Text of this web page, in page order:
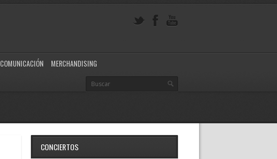
COMUNICACIÓN MERCHANDISING
CONCIERTOS